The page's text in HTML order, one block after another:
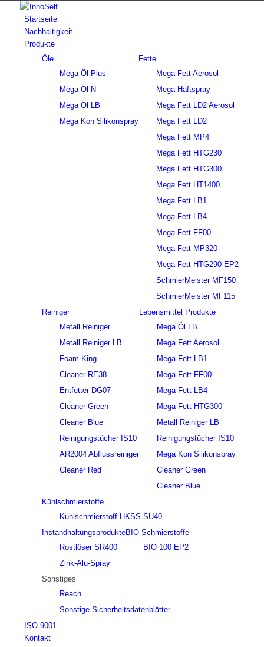
Startseite
Nachhaltigkeit
Produkte
Öle
Mega Öl Plus
Mega Öl N
Mega Öl LB
Mega Kon Silikonspray
Fette
Mega Fett Aerosol
Mega Haftspray
Mega Fett LD2 Aerosol
Mega Fett LD2
Mega Fett MP4
Mega Fett HTG230
Mega Fett HTG300
Mega Fett HT1400
Mega Fett LB1
Mega Fett LB4
Mega Fett FF00
Mega Fett MP320
Mega Fett HTG290 EP2
SchmierMeister MF150
SchmierMeister MF115
Reiniger
Metall Reiniger
Metall Reiniger LB
Foam King
Cleaner RE38
Entfetter DG07
Cleaner Green
Cleaner Blue
Reinigungstücher IS10
AR2004 Abflussreiniger
Cleaner Red
Lebensmittel Produkte
Mega Öl LB
Mega Fett Aerosol
Mega Fett LB1
Mega Fett FF00
Mega Fett LB4
Mega Fett HTG300
Metall Reiniger LB
Reinigungstücher IS10
Mega Kon Silikonspray
Cleaner Green
Cleaner Blue
Kühlschmierstoffe
Kühlschmierstoff HKSS SU40
Instandhaltungsprodukte
Rostlöser SR400
Zink-Alu-Spray
BIO Schmierstoffe
BIO 100 EP2
Sonstiges
Reach
Sonstige Sicherheitsdatenblätter
ISO 9001
Kontakt